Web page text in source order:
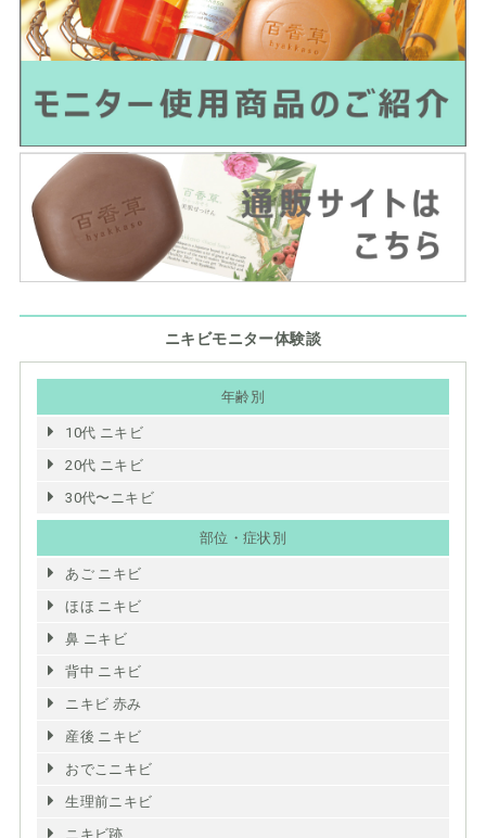
ニキビモニター体験談
年齢別
10代 ニキビ
20代 ニキビ
30代〜ニキビ
部位・症状別
あご ニキビ
ほほ ニキビ
鼻 ニキビ
背中 ニキビ
ニキビ 赤み
産後 ニキビ
おでこニキビ
生理前ニキビ
ニキビ跡